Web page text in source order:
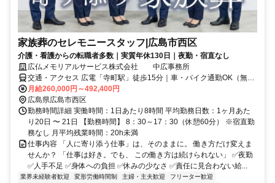
家族葬のセレモニースタッフ|広島市西区
介護・看護からの転職者多数｜実質年休130日｜夜勤・宿直なし
広仏メモリアルサービス株式会社 中広事務所
交通・アクセス 広電「寺町駅」徒歩15分｜車・バイク通勤OK（無料
駐車場あり）
月給260,000円～492,400円
広島県広島市西区
勤務時間詳細 実働時間：1日あたり8時間 平均勤務日数：1ヶ月あた
り20日 〜 21日 【勤務時間】 8：30～17：30（休憩60分） ※宿直勤
務なし 月平均残業時間：20h未満
仕事内容 「人に寄り添う仕事」は、そのままに。 働き方だけ変えま
せんか？ 「仕事は好き。でも、 この働き方は続けられない」 ✅夜勤
✅人手不足 ✅身体への負担 ✅休みの少なさ ✅責任に見合わない給...
業界未経験者歓迎 変形労働時間制 主婦・主夫歓迎
フリーター歓迎